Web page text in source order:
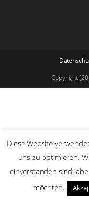
Copyright
Diese Website
uns zu optimieren.
einverstanden sind,
möchten.